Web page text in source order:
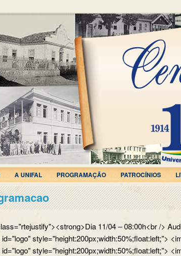
A UNIFAL PROGRAMAÇÃO PATROCÍNIOS
11/04 – 08:00h<br />
id="logo" style="height:200px;width:50%;float:left;">
id="logo" style="height:200px;width:50%;float:left;">